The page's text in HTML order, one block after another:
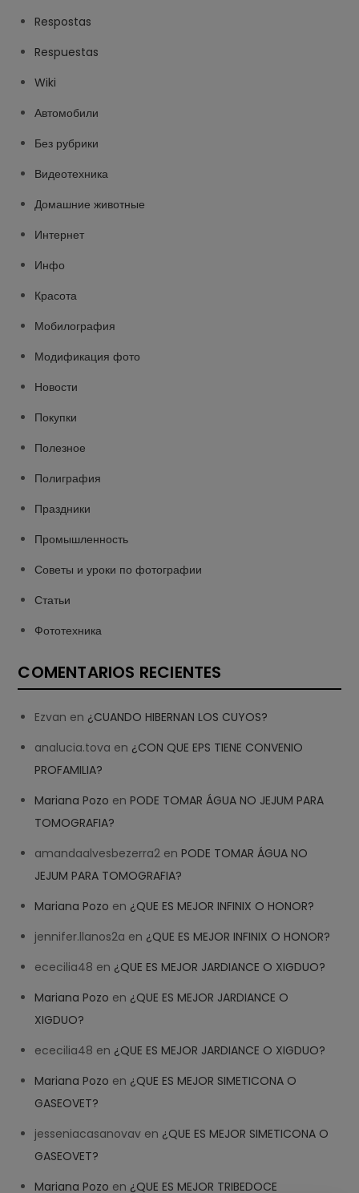
Respostas
Respuestas
Wiki
Автомобили
Без рубрики
Видеотехника
Домашние животные
Интернет
Инфо
Красота
Мобилография
Модификация фото
Новости
Покупки
Полезное
Полиграфия
Праздники
Промышленность
Советы и уроки по фотографии
Статьи
Фототехника
COMENTARIOS RECIENTES
Ezvan en ¿CUANDO HIBERNAN LOS CUYOS?
analucia.tova en ¿CON QUE EPS TIENE CONVENIO
PROFAMILIA?
Mariana Pozo enPODE TOMAR ÁGUA NO JEJUM PARA
TOMOGRAFIA?
amandaalvesbezerra2 enPODE TOMAR ÁGUA NO
JEJUM PARA TOMOGRAFIA?
Mariana Pozo en ¿QUE ES MEJOR INFINIX O HONOR?
jennifer.llanos2a en ¿QUE ES MEJOR INFINIX O HONOR?
ececilia48 en ¿QUE ES MEJOR JARDIANCE O XIGDUO?
Mariana Pozo en ¿QUE ES MEJOR JARDIANCE O
XIGDUO?
ececilia48 en ¿QUE ES MEJOR JARDIANCE O XIGDUO?
Mariana Pozo en ¿QUE ES MEJOR SIMETICONA O
GASEOVET?
jesseniacasanovav en ¿QUE ES MEJOR SIMETICONA O
GASEOVET?
Mariana Pozo en ¿QUE ES MEJOR TRIBEDOCE